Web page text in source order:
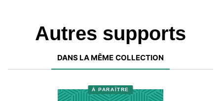
Autres supports
DANS LA MÊME COLLECTION
À PARAÎTRE